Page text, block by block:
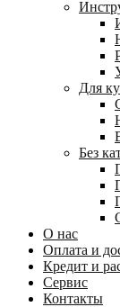
Для
Без
О нас
Оплата и
Кредит и
Сервис
Контакты